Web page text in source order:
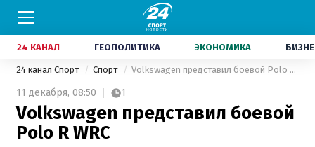
24 КАНАЛ ГЕОПОЛИТИКА ЭКОНОМИКА
24 канал Спорт Спорт Volkswagen представил боевой Polo R WRC
11 декабря, 08:50 1
Volkswagen представил боевой
Polo R WRC